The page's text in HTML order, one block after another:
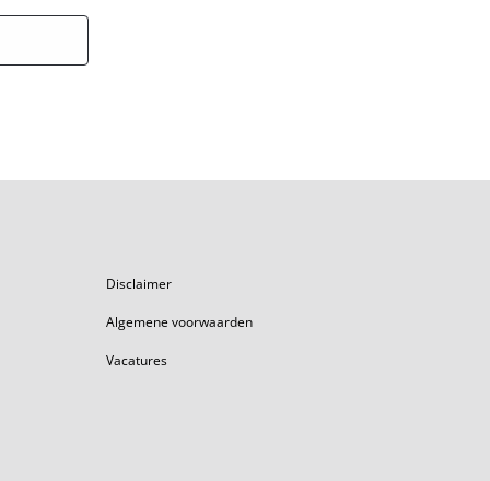
Disclaimer
Algemene voorwaarden
Vacatures